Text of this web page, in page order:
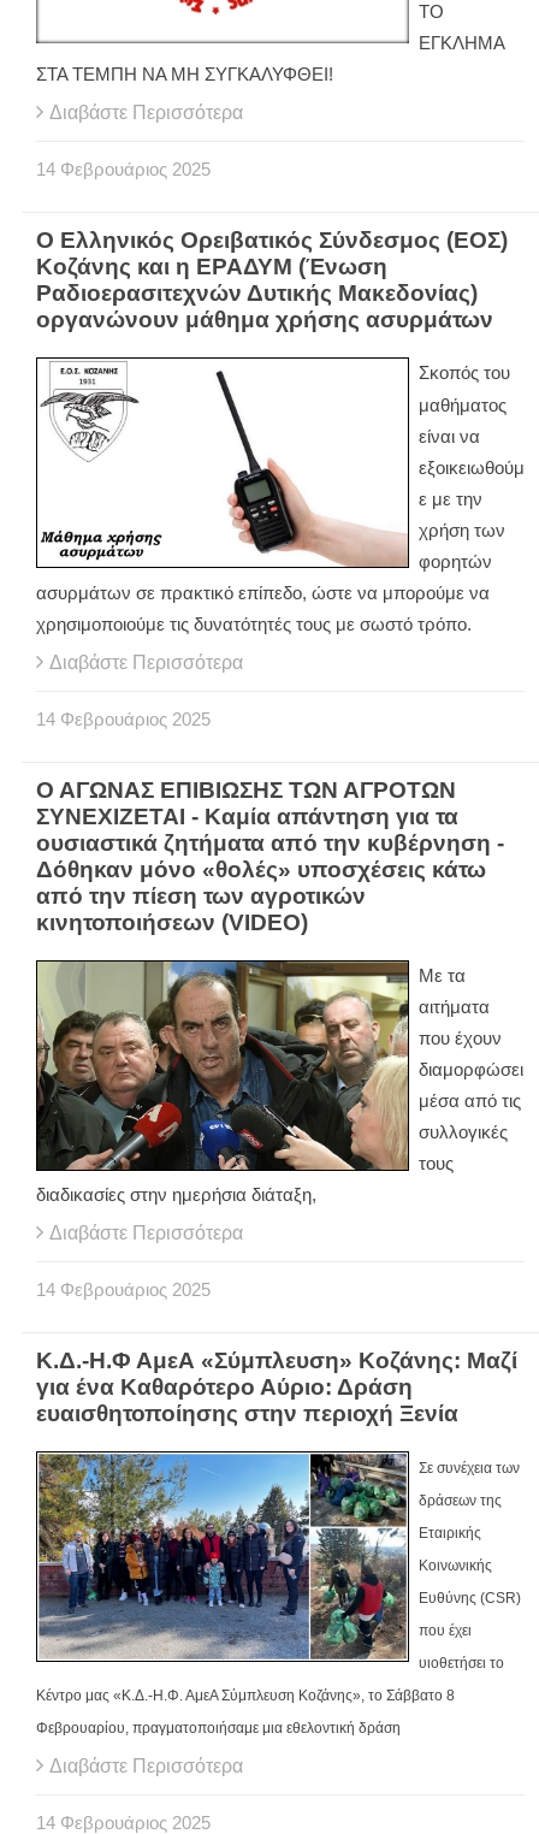
ΤΟ
ΕΓΚΛΗΜΑ
ΣΤΑ ΤΕΜΠΗ ΝΑ ΜΗ ΣΥΓΚΑΛΥΦΘΕΙ!
Διαβάστε Περισσότερα
14 Φεβρουάριος 2025
Ο Ελληνικός Ορειβατικός Σύνδεσμος (ΕΟΣ)
Κοζάνης και η ΕΡΑΔΥΜ (Ένωση
Ραδιοερασιτεχνών Δυτικής Μακεδονίας)
οργανώνουν μάθημα χρήσης ασυρμάτων
Σκοπός του
μαθήματος
είναι να
εξοικειωθούμ
ε με την
χρήση των
φορητών
ασυρμάτων σε πρακτικό επίπεδο, ώστε να μπορούμε να
χρησιμοποιούμε τις δυνατότητές τους με σωστό τρόπο.
Διαβάστε Περισσότερα
14 Φεβρουάριος 2025
Ο ΑΓΩΝΑΣ ΕΠΙΒΙΩΣΗΣ ΤΩΝ ΑΓΡΟΤΩΝ
ΣΥΝΕΧΙΖΕΤΑΙ - Καμία απάντηση για τα
ουσιαστικά ζητήματα από την κυβέρνηση -
Δόθηκαν μόνο «θολές» υποσχέσεις κάτω
από την πίεση των αγροτικών
κινητοποιήσεων (VIDEO)
Με τα
αιτήματα
που έχουν
διαμορφώσει
μέσα από τις
συλλογικές
τους
διαδικασίες στην ημερήσια διάταξη,
Διαβάστε Περισσότερα
14 Φεβρουάριος 2025
Κ.Δ.-Η.Φ ΑμεΑ «Σύμπλευση» Κοζάνης: Μαζί
για ένα Καθαρότερο Αύριο: Δράση
ευαισθητοποίησης στην περιοχή Ξενία
Σε συνέχεια των
δράσεων της
Εταιρικής
Κοινωνικής
Ευθύνης (CSR)
που έχει
υιοθετήσει το
Κέντρο μας «Κ.Δ.-Η.Φ. ΑμεΑ Σύμπλευση Κοζάνης» , το Σάββατο 8
Φεβρουαρίου, πραγματοποιήσαμε μια εθελοντική δράση
Διαβάστε Περισσότερα
14 Φεβρουάριος 2025